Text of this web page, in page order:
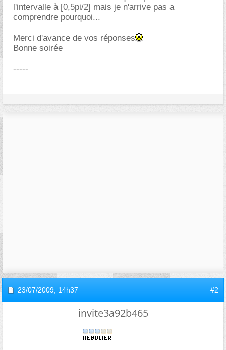
l'intervalle à [0,5pi/2] mais je n'arrive pas a
comprendre pourquoi...
Merci d'avance de vos réponses
Bonne soirée
-----
23/07/2009, 14h37 #2
invite3a92b465